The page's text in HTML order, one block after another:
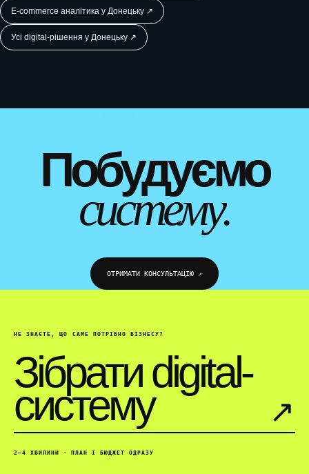
E-commerce аналітика у Донецьку ↗
Усі digital-рішення у Донецьку ↗
Побудуємо
систему.
ОТРИМАТИ КОНСУЛЬТАЦІЮ ↗
НЕ ЗНАЄТЕ, ЩО САМЕ ПОТРІБНО БІЗНЕСУ?
Зібрати digital-
систему ↗︎
2–4 ХВИЛИНИ · ПЛАН І БЮДЖЕТ ОДРАЗУ